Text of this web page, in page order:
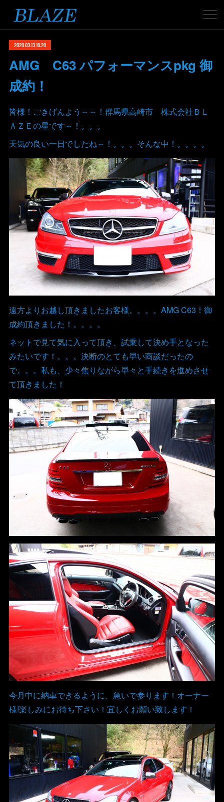
2020.03.13 10:20
AMG C63 パフォーマンスpkg 御
成約！
皆様！ごきげんよう～～！群馬県高崎市 株式会社ＢＬ
ＡＺＥの星です～！。。。
天気の良い一日でしたね～！。。。そんな中！。。。。
遠方よりお越し頂きましたお客様。。。。AMG C63！御
成約頂きました！。。。。
ネットで見て気に入って頂き、試乗して決め手となった
みたいです！。。。決断のとても早い商談だったの
で。。。私も、少々焦りながら早々と手続きを進めさせ
て頂きました！
今月中に納車できるように、急いで参ります！オーナー
様!楽しみにお待ち下さい！宜しくお願い致します！